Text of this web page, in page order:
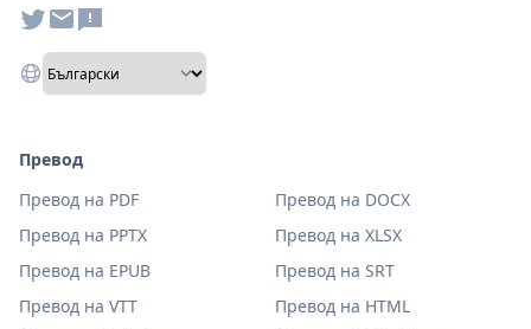
Превод
Превод на PDF
Превод на DOCX
Превод на PPTX
Превод на XLSX
Превод на EPUB
Превод на SRT
Превод на VTT
Превод на HTML